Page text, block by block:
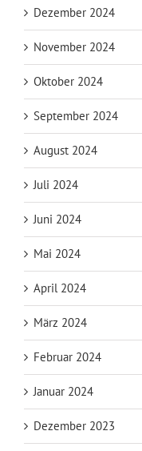
Dezember 2024
November 2024
Oktober 2024
September 2024
August 2024
Juli 2024
Juni 2024
Mai 2024
April 2024
März 2024
Februar 2024
Januar 2024
Dezember 2023